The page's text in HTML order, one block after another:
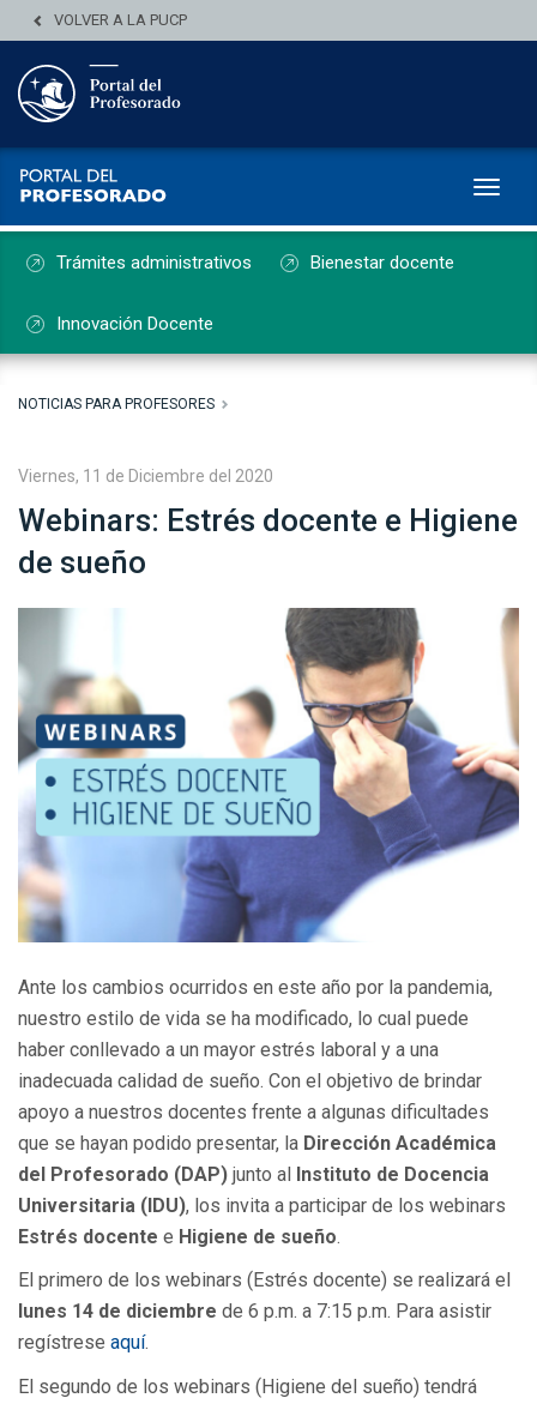
VOLVER A LA PUCP
Trámites administrativos Bienestar docente
Innovación Docente
NOTICIAS PARA PROFESORES
Viernes, 11 de Diciembre del 2020
Webinars: Estrés docente e Higiene
de sueño
Ante los cambios ocurridos en este año por la pandemia,
nuestro estilo de vida se ha modificado, lo cual puede
haber conllevado a un mayor estrés laboral y a una
inadecuada calidad de sueño. Con el objetivo de brindar
apoyo a nuestros docentes frente a algunas dificultades
que se hayan podido presentar, la Dirección Académica
del Profesorado (DAP) junto al Instituto de Docencia
Universitaria (IDU), los invita a participar de los webinars
Estrés docente e Higiene de sueño.
El primero de los webinars (Estrés docente) se realizará el
lunes 14 de diciembre de 6 p.m. a 7:15 p.m. Para asistir
regístrese aquí.
El segundo de los webinars (Higiene del sueño) tendrá